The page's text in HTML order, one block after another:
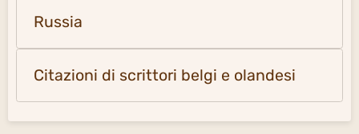
Russia
Citazioni di scrittori belgi e olandesi